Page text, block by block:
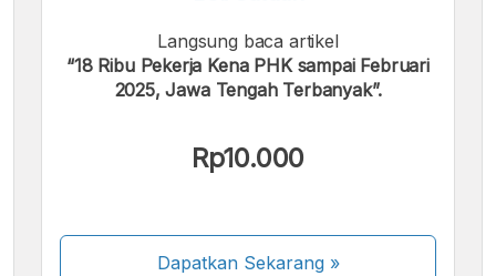
Langsung baca artikel
“18 Ribu Pekerja Kena PHK sampai Februari
2025, Jawa Tengah Terbanyak”.
Rp10.000
Dapatkan Sekarang»
Kami menerima pembayaran berikut: